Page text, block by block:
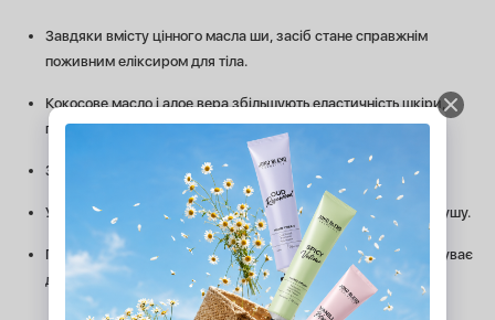
Завдяки вмісту цінного масла ши, засіб стане справжнім
поживним еліксиром для тіла.
Кокосове масло і алое вера збільшують еластичність шкіри,
пом'якшують і глибоко зволожують шкіру.
Засіб швидко вбирається, не залишає липких слідів.
Усуває лущення, почервоніння, відчуття стягнутості після душу.
Після використання ніжного кокосового баттеру шкіра набуває
дивовижну бархатистість і ніжність.